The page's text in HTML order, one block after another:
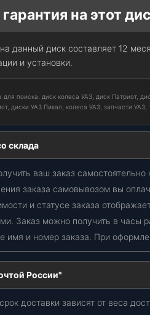
на этот
данный диск составляет 12
и установки.
поиска: диск колеса УАЗ, диск Патриот,
диски УАЗ Пикап, колеса УАЗ, запчасти
склада
ваш заказ самостоятельно
заказа самовывозом вы
и статусе заказа
Заказ можно получить в часы
имя и номер заказа. При
России"
доставки зависят от веса